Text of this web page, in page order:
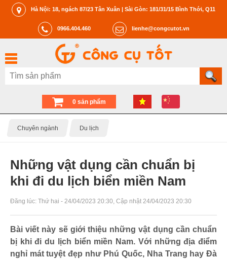
Hà Nội: 18, ngách 87/23 Tân Xuân | Sài Gòn: 181/31/15 Bình Thới, Q11
0966.404.460 lienhe@congcutot.vn
0 sản phẩm
Chuyên ngành Du lịch
Những vật dụng cần chuẩn bị
khi đi du lịch biển miền Nam
Đăng lúc: Thứ hai - 24/04/2023 20:30, Cập nhật 24/04/2023 20:30
Bài viết này sẽ giới thiệu những vật dụng cần chuẩn
bị khi đi du lịch biển miền Nam. Với những địa điểm
nghỉ mát tuyệt đẹp như Phú Quốc, Nha Trang hay Đà